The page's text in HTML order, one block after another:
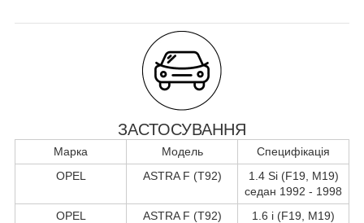
ЗАСТОСУВАННЯ
Марка Модель
Специфікація
OPEL
ASTRA F (T92)
1.4 Si (F19, M19)
седан 1992 - 1998
OPEL
ASTRA F (T92)
1.6 i (F19, M19)